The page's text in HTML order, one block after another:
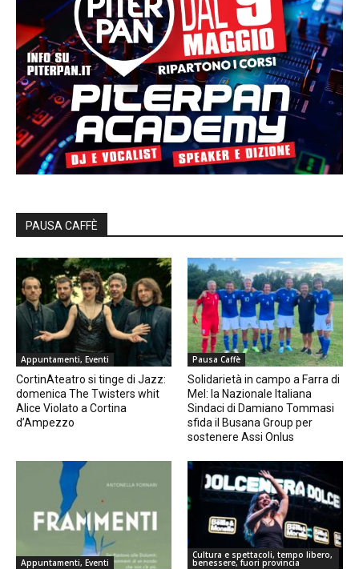
PAUSA CAFFÈ
Appuntamenti, Eventi
CortinAteatro si tinge di Jazz:
domenica The Twisters whit
Alice Violato a Cortina
d’Ampezzo
Pausa Caffè
Solidarietà in campo a Farra di
Mel: la Nazionale Italiana
Sindaci di Damiano Tommasi
sfida il Busana Group per
sostenere Assi Onlus
Appuntamenti, Eventi
Cultura e spettacoli, tempo libero,
benessere, fuori provincia